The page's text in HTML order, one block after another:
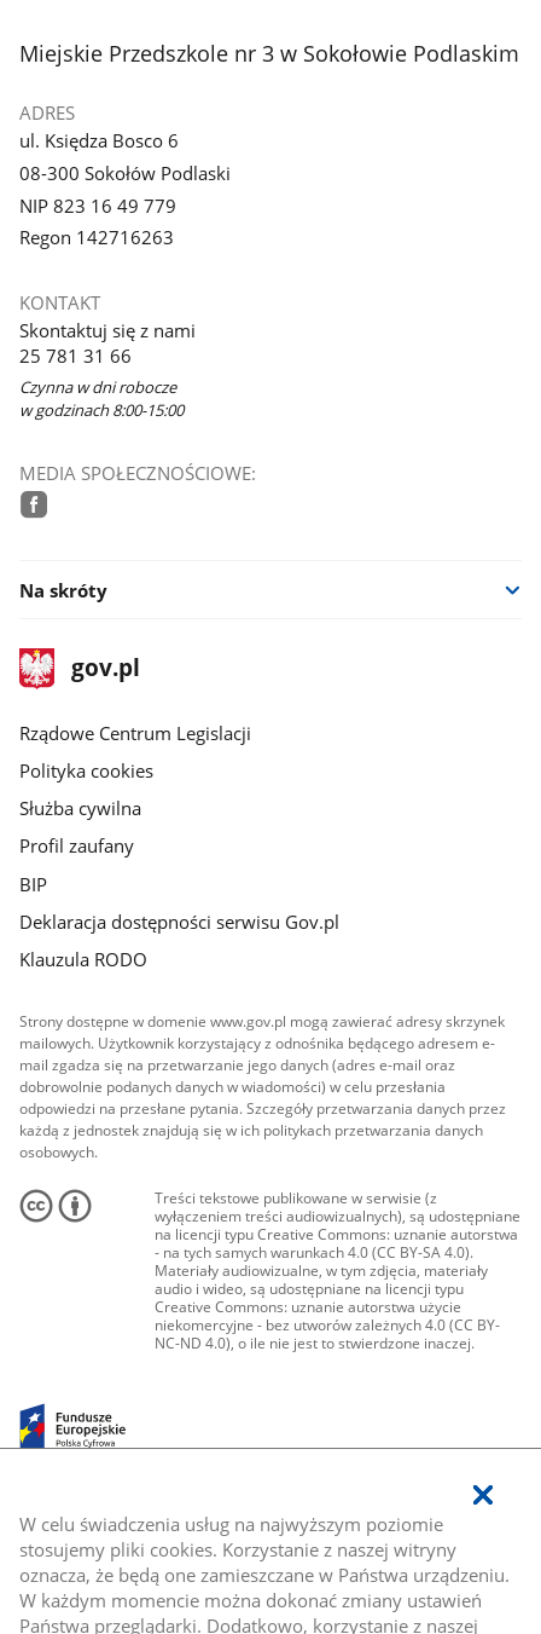
W celu świadczenia usług na najwyższym poziomie
stosujemy pliki cookies. Korzystanie z naszej witryny
oznacza, że będą one zamieszczane w Państwa urządzeniu.
W każdym momencie można dokonać zmiany ustawień
Państwa przeglądarki. Dodatkowo, korzystanie z naszej
stopka
Miejskie Przedszkole nr 3 w Sokołowie Podlaskim
ADRES
ul. Księdza Bosco 6
08-300 Sokołów Podlaski
NIP 823 16 49 779
Regon 142716263
KONTAKT
Skontaktuj się z nami
25 781 31 66
Czynna w dni robocze
w godzinach 8:00-15:00
MEDIA SPOŁECZNOŚCIOWE:
Na skróty
stopka
gov.plStrona
gov.pl
Rządowe Centrum Legislacji
Polityka cookies
Służba cywilna
Profil zaufany
BIP
Deklaracja dostępności serwisu Gov.pl
Klauzula RODO
Strony dostępne w domenie www.gov.pl mogą zawierać adresy skrzynek
mailowych. Użytkownik korzystający z odnośnika będącego adresem e-
mail zgadza się na przetwarzanie jego danych (adres e-mail oraz
dobrowolnie podanych danych w wiadomości) w celu przesłania
odpowiedzi na przesłane pytania. Szczegóły przetwarzania danych przez
każdą z jednostek znajdują się w ich politykach przetwarzania danych
osobowych.
Treści tekstowe publikowane w serwisie (z
wyłączeniem treści audiowizualnych), są udostępniane
na licencji typu Creative Commons: uznanie autorstwa
- na tych samych warunkach 4.0 (CC BY-SA 4.0).
Materiały audiowizualne, w tym zdjęcia, materiały
audio i wideo, są udostępniane na licencji typu
Creative Commons: uznanie autorstwa użycie
niekomercyjne - bez utworów zależnych 4.0 (CC BY-
NC-ND 4.0), o ile nie jest to stwierdzone inaczej.